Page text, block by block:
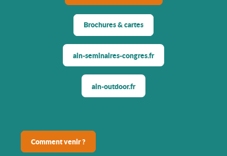
Brochures & cartes
ain-seminaires-congres.fr
ain-outdoor.fr
Comment venir ?